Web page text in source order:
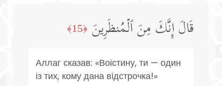
قَالَ إِنَّكَ مِنَ ٱلۡمُنظَرِینَ ﴿15﴾
Аллаг сказав: «Воістину, ти — один
із тих, кому дана відстрочка!»